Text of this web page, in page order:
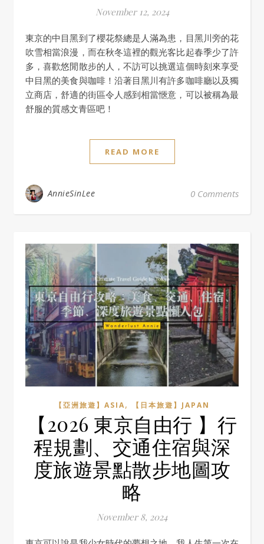
November 12, 2024
東京的中目黑到了櫻花祭總是人滿為患，目黑川旁的花
吹雪相當浪漫，而在秋冬這裡的觀光客比起春季少了許
多，喜歡悠閒散步的人，不訪可以挑選這個時刻來享受
中目黑的美食與咖啡！沿著目黑川有許多咖啡廳以及獨
立商店，舒適的街區令人感到相當愜意，可以被稱為最
舒服的質感文青區吧！
READ MORE
AnnieSinLee 0 Comments
【亞洲旅遊】ASIA, 【日本旅遊】JAPAN
【2026 東京自由行 】行
程規劃、交通住宿與深
度旅遊景點散步地圖攻
略
November 8, 2024